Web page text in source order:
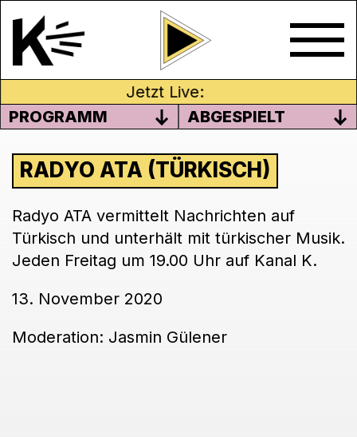
Jetzt Live:
PROGRAMM
ABGESPIELT
RADYO ATA (TÜRKISCH)
Radyo ATA vermittelt Nachrichten auf
Türkisch und unterhält mit türkischer Musik.
Jeden Freitag um 19.00 Uhr auf Kanal K.
13. November 2020
Moderation: Jasmin Gülener